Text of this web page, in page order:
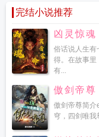
完结小说推荐
凶灵惊魂
俗话说人生有
得。在故事里
有...
傲剑帝尊
傲剑帝尊简介
穹，四剑唯